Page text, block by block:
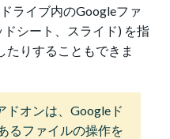
ライブ内のGoogleファ
シート、スライド) を指
たりすることもできま
ドオンは、Googleド
るファイルの操作を